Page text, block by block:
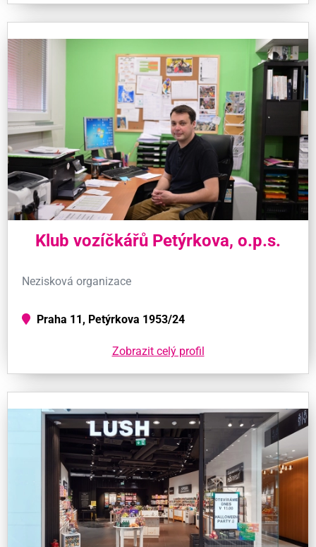
Klub vozíčkářů Petýrkova, o.p.s.
Nezisková organizace
Praha 11, Petýrkova 1953/24
Zobrazit celý profil